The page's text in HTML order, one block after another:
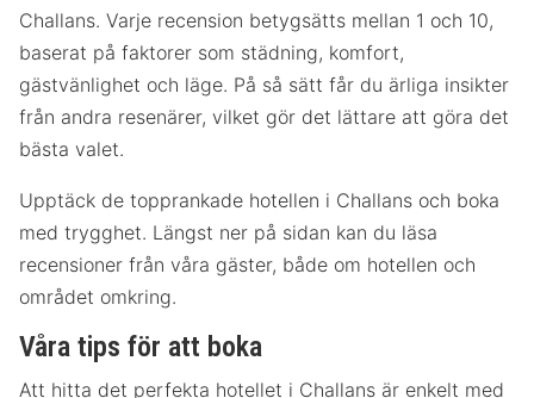
Challans. Varje recension betygsätts mellan 1 och 10,
baserat på faktorer som städning, komfort,
gästvänlighet och läge. På så sätt får du ärliga insikter
från andra resenärer, vilket gör det lättare att göra det
bästa valet.
Upptäck de topprankade hotellen i Challans och boka
med trygghet. Längst ner på sidan kan du läsa
recensioner från våra gäster, både om hotellen och
området omkring.
Våra tips för att boka
Att hitta det perfekta hotellet i Challans är enkelt med